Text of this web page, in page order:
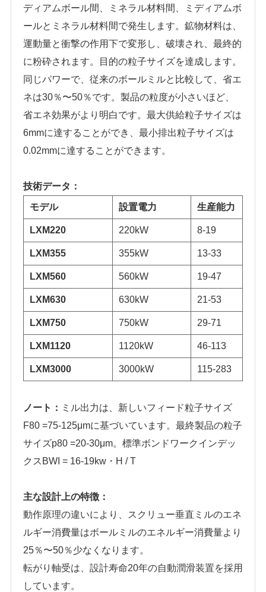
ディアムボール間、ミネラル材料間、ミディアムボ
ールとミネラル材料間で発生します。鉱物材料は、
運動量と衝撃の作用下で変形し、破壊され、最終的
に粉砕されます。目的の粒子サイズを達成します。
同じパワーで、従来のボールミルと比較して、省エ
ネは30％〜50％です。製品の粒度が小さいほど、
省エネ効果がより明白です。最大供給粒子サイズは
6mmに達することができ、最小排出粒子サイズは
0.02mmに達することができます。
技術データ：
モデル 設置電力 生産能力
LXM220 220kW 8-19
LXM355 355kW 13-33
LXM560 560kW 19-47
LXM630 630kW 21-53
LXM750 750kW 29-71
LXM1120 1120kW 46-113
LXM3000 3000kW 115-283
ノート： ミル出力は、新しいフィード粒子サイズ
F80 =75-125μmに基づいています。最終製品の粒子
サイズp80 =20-30μm。標準ボンドワークインデッ
クスBWI = 16-19kw・H / T
主な設計上の特徴：
動作原理の違いにより、スクリュー垂直ミルのエネ
ルギー消費量はボールミルのエネルギー消費量より
25％〜50％少なくなります。
転がり軸受は、設計寿命20年の自動潤滑装置を採用
しています。